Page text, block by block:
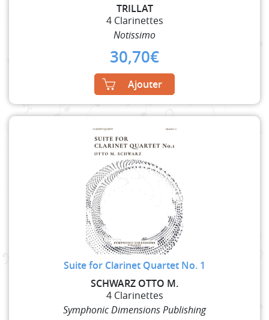
TRILLAT
4 Clarinettes
Notissimo
30,70€
Ajouter
Suite for Clarinet Quartet No. 1
SCHWARZ OTTO M.
4 Clarinettes
Symphonic Dimensions Publishing